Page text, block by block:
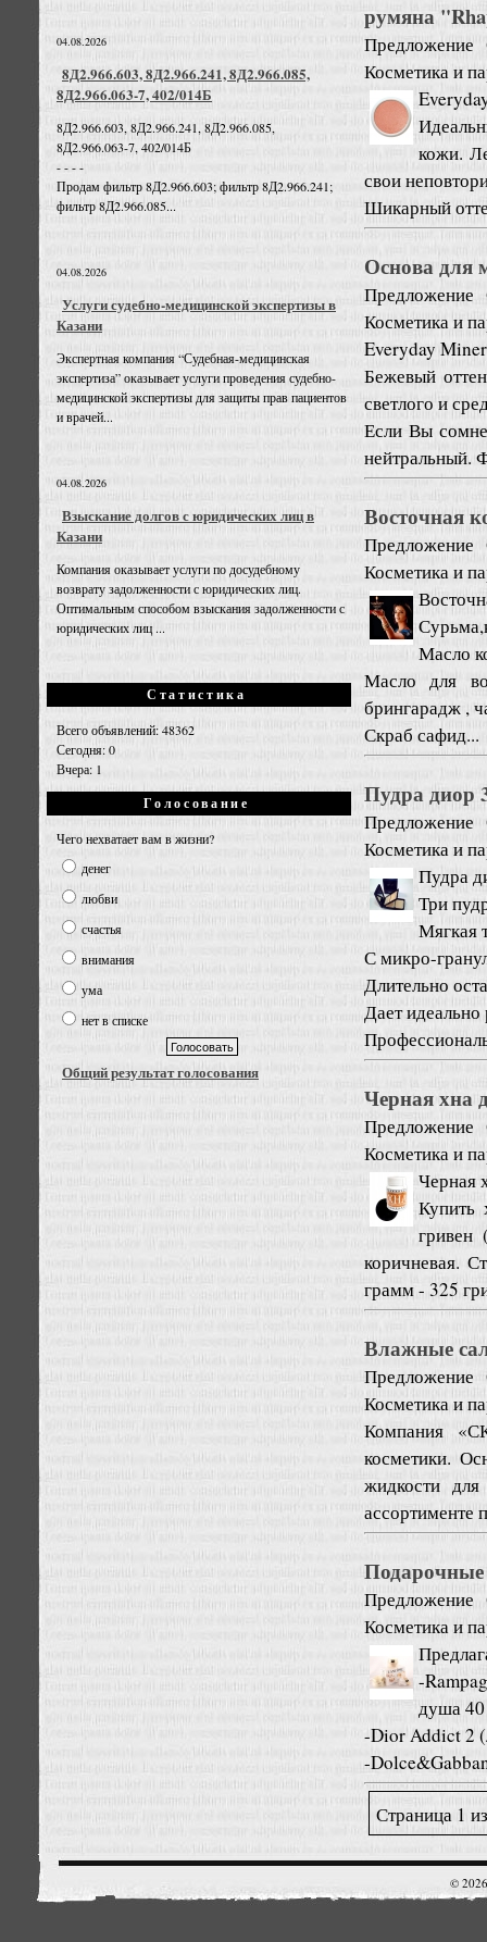
04.08.2026
8Д2.966.603, 8Д2.966.241, 8Д2.966.085,
8Д2.966.063-7, 402/014Б
8Д2.966.603, 8Д2.966.241, 8Д2.966.085,
8Д2.966.063-7, 402/014Б
- - - -
Продам фильтр 8Д2.966.603; фильтр 8Д2.966.241;
фильтр 8Д2.966.085...
04.08.2026
Услуги судебно-медицинской экспертизы в
Казани
Экспертная компания “Судебная-медицинская
экспертиза” оказывает услуги проведения судебно-
медицинской экспертизы для защиты прав пациентов
и врачей...
04.08.2026
Взыскание долгов с юридических лиц в
Казани
Компания оказывает услуги по досудебному
возврату задолженности с юридических лиц.
Оптимальным способом взыскания задолженности с
юридических лиц ...
Статистика
Всего объявлений: 48362
Сегодня: 0
Вчера: 1
Голосование
Чего нехватает вам в жизни?
денег
любви
счастья
внимания
ума
нет в списке
Общий результат голосования
румяна
Предложение
Косметика и
кожи.
свои
Шикарный
Основа для
Предложение
Косметика и
Everyday
Бежевый
светлого и
Если Вы
нейтральный.
Восточная
Предложение
Косметика и
Масло
Масло для
брингарадж ,
Скраб сафид...
Пудра диор
Предложение
Косметика и
Пудра
Три
Мягкая
С микро-
Длительно
Дает
Черная хна
Предложение
Косметика и
Черная
Купить
гривен
коричневая.
грамм - 325
Влажные
Предложение
Косметика и
Компания
косметики.
жидкости
ассортименте
Подарочные
Предложение
Косметика и
-
душа
-Dior Addict 2
-
Страница 1
©